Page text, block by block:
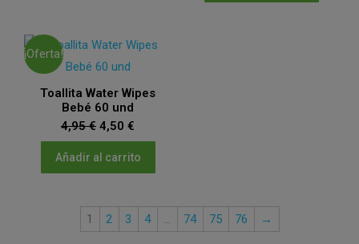
¡Oferta!
Toallita Water Wipes
Bebé 60 und
4,95€ 4,50 €
Añadir al carrito
1 2 3 4 74 75 76 →